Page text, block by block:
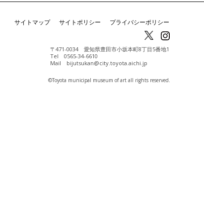
サイトマップ サイトポリシー プライバシーポリシー
〒471-0034 愛知県豊田市小坂本町8丁目5番地1
Tel 0565-34-6610
Mail bijutsukan@city.toyota.aichi.jp
©️Toyota municipal museum of art all rights reserved.